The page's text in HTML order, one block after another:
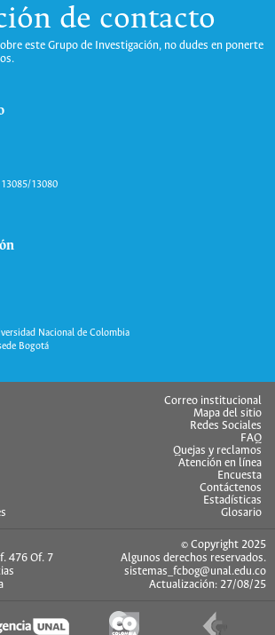
de contacto
este Grupo de Investigación, no dudes en ponerte
13080
Nacional de Colombia
Bogotá
Correo institucional
Mapa del sitio
Redes Sociales
FAQ
Quejas y reclamos
Atención en línea
Encuesta
Contáctenos
Estadísticas
Glosario
476 Of. 7
© Copyright 2025
Algunos derechos reservados.
sistemas_fcbog@unal.edu.co
Actualización: 27/08/25